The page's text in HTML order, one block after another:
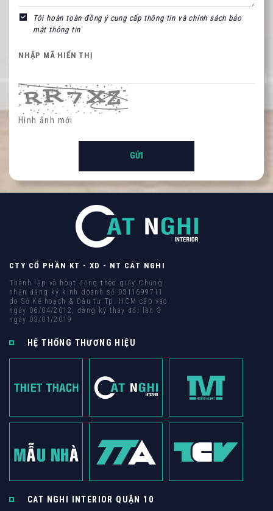
Tôi hoàn toàn đồng ý cung cấp thông tin và chính sách bảo
mật thông tin
NHẬP MÃ HIỂN THỊ
Hình ảnh mới
CTY CỔ PHẦN KT - XD - NT CÁT NGHI
Thành lập và hoạt động theo giấy Chứng
nhận đăng ký kinh doanh số 0311699711
do Sở Kế hoạch & Đầu tư Tp. HCM cấp vào
ngày 06/04/2012, đăng ký thay đổi lần 3
ngày 03/01/2019
HỆ THỐNG THƯƠNG HIỆU
CAT NGHI INTERIOR QUẬN 10
NHẬP MÃ HIỂN THỊ